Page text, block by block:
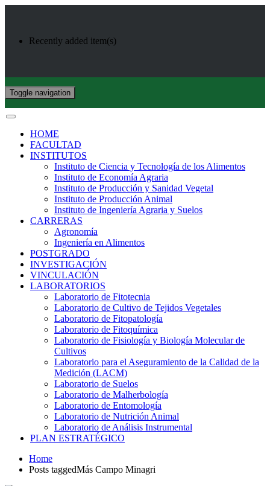
Recently added item(s)
Toggle navigation
HOME
FACULTAD
INSTITUTOS
Instituto de Ciencia y Tecnología de los Alimentos
Instituto de Economía Agraria
Instituto de Producción y Sanidad Vegetal
Instituto de Producción Animal
Instituto de Ingeniería Agraria y Suelos
CARRERAS
Agronomía
Ingeniería en Alimentos
POSTGRADO
INVESTIGACIÓN
VINCULACIÓN
LABORATORIOS
Laboratorio de Fitotecnia
Laboratorio de Cultivo de Tejidos Vegetales
Laboratorio de Fitopatología
Laboratorio de Fitoquímica
Laboratorio de Fisiología y Biología Molecular de
Cultivos
Laboratorio para el Aseguramiento de la Calidad de la
Medición (LACM)
Laboratorio de Suelos
Laboratorio de Malherbología
Laboratorio de Entomología
Laboratorio de Nutrición Animal
Laboratorio de Análisis Instrumental
PLAN ESTRATÉGICO
Home
Posts taggedMás Campo Minagri